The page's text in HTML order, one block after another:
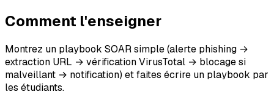
Comment l'enseigner
Montrez un playbook SOAR simple (alerte phishing →
extraction URL → vérification VirusTotal → blocage si
malveillant → notification) et faites écrire un playbook par
les étudiants.